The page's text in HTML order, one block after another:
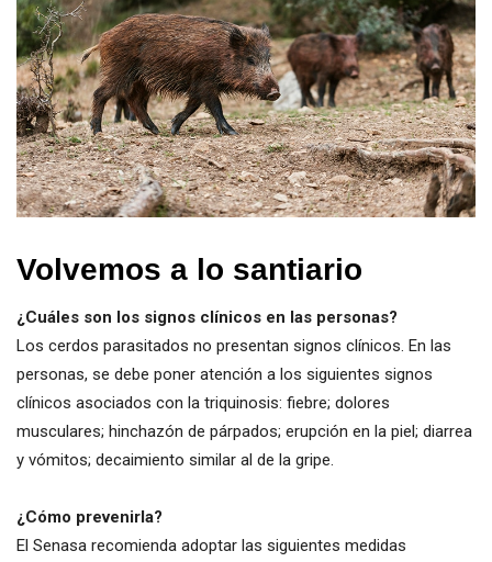
Volvemos a lo santiario
¿Cuáles son los signos clínicos en las personas?
Los cerdos parasitados no presentan signos clínicos. En las
personas, se debe poner atención a los siguientes signos
clínicos asociados con la triquinosis: fiebre; dolores
musculares; hinchazón de párpados; erupción en la piel; diarrea
y vómitos; decaimiento similar al de la gripe.
¿Cómo prevenirla?
El Senasa recomienda adoptar las siguientes medidas